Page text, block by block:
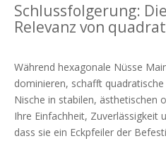
Schlussfolgerung:
Relevanz von
Während hexagonale Nüsse
dominieren, schafft
Nische in stabilen, ästhetischen
Ihre Einfachheit, Zuverlässigkeit
dass sie ein Eckpfeiler der